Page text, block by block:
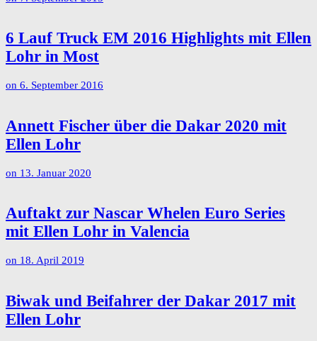
6 Lauf Truck EM 2016 Highlights mit Ellen
Lohr in Most
on 6. September 2016
Annett Fischer über die Dakar 2020 mit
Ellen Lohr
on 13. Januar 2020
Auftakt zur Nascar Whelen Euro Series
mit Ellen Lohr in Valencia
on 18. April 2019
Biwak und Beifahrer der Dakar 2017 mit
Ellen Lohr